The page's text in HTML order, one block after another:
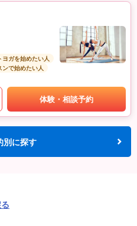
ヨガを始めたい人
ンで始めたい人
体験・相談予約
別に探す